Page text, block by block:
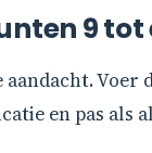
9 tot
en pas als